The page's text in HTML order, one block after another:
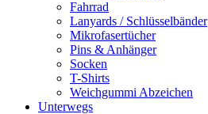
Fahrrad
Lanyards / Schlüsselbänder
Mikrofasertücher
Pins & Anhänger
Socken
T-Shirts
Weichgummi Abzeichen
Unterwegs